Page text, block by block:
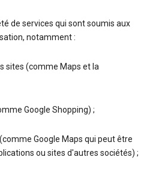
de services qui sont soumis aux
notamment :
sites (comme Maps et la
Google Shopping) ;
Google Maps qui peut être
ou sites d'autres sociétés) ;